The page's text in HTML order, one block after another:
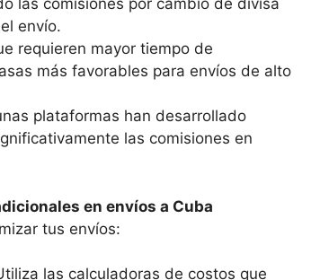
las comisiones por cambio de divisa
envío.
requieren mayor tiempo de
más favorables para envíos de alto
plataformas han desarrollado
las comisiones en
en envíos a Cuba
tus envíos:
las calculadoras de costos que